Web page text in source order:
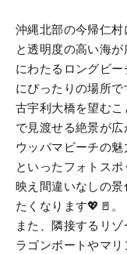
沖縄北部の今帰仁
と透明度の高い海
にわたるロングビ
にぴったりの場所
古宇利大橋を望む
で見渡せる絶景が広
ウッパマビーチの
といったフォトス
映え間違いなしの
たくなります💖🚪。
また、隣接するリ
ラゴンボートやマ